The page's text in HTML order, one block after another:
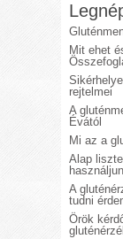
Mit ehet
rejtelmei
A
Évától
Mi az a
Alap
A
tudni
Örök